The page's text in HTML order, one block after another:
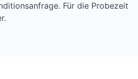
Für die Probezeit